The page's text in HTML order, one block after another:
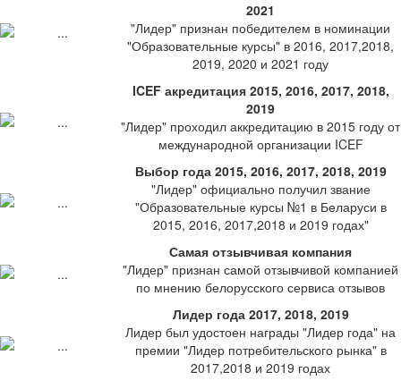
2021
"Лидер" признан победителем в номинации
"Образовательные курсы" в 2016, 2017,2018,
2019, 2020 и 2021 году
ICEF акредитация 2015, 2016, 2017, 2018,
2019
"Лидер" проходил аккредитацию в 2015 году от
международной организации ICEF
Выбор года 2015, 2016, 2017, 2018, 2019
"Лидер" официально получил звание
"Образовательные курсы №1 в Беларуси в
2015, 2016, 2017,2018 и 2019 годах"
Самая отзывчивая компания
"Лидер" признан самой отзывчивой компанией
по мнению белорусского сервиса отзывов
Лидер года 2017, 2018, 2019
Лидер был удостоен награды "Лидер года" на
премии "Лидер потребительского рынка" в
2017,2018 и 2019 годах